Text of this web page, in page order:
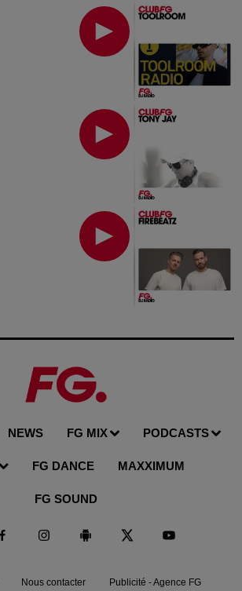
NEWS FG MIX PODCASTS
FG DANCE MAXXIMUM
FG SOUND
Nous contacter Publicité - Agence FG